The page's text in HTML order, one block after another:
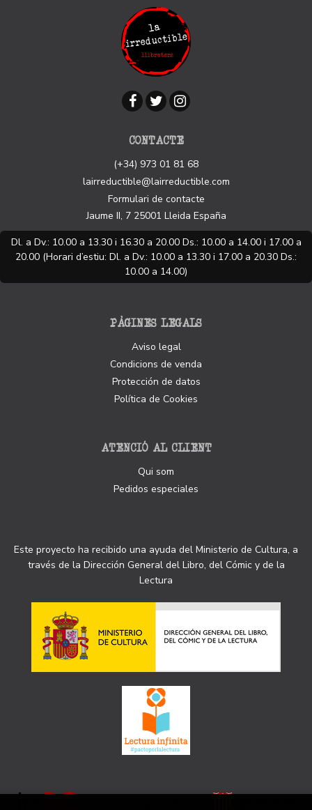
CONTACTE
(+34) 973 01 81 68
lairreductible@lairreductible.com
Formulari de contacte
Jaume II, 7 25001 Lleida España
Dl. a Dv.: 10.00 a 13.30 i 16.30 a 20.00 Ds.: 10.00 a 14.00 i 17.00 a
20.00 (Horari d’estiu: Dl. a Dv.: 10.00 a 13.30 i 17.00 a 20.30 Ds.:
10.00 a 14.00)
PÀGINES LEGALS
Aviso legal
Condicions de venda
Protección de datos
Política de Cookies
ATENCIÓ AL CLIENT
Qui som
Pedidos especiales
Este proyecto ha recibido una ayuda del Ministerio de Cultura, a
través de la Dirección General del Libro, del Cómic y de la
Lectura